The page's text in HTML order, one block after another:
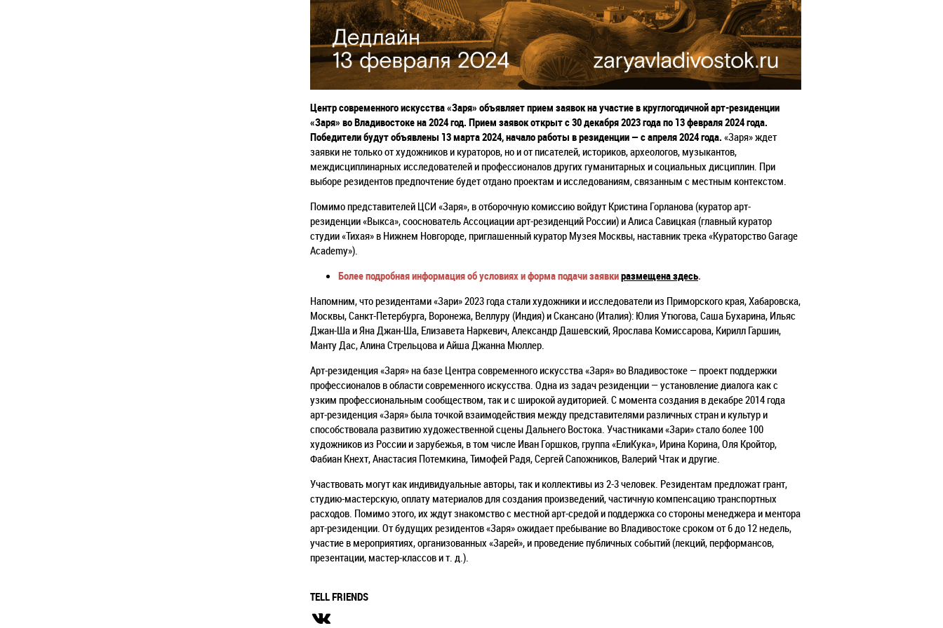
Центр современного искусства «Заря» объявляет прием заявок на участие в круглогодичной арт-резиденции
«Заря» во Владивостоке на 2024 год. Прием заявок открыт с 30 декабря 2023 года по 13 февраля 2024 года.
Победители будут объявлены 13 марта 2024, начало работы в резиденции — с апреля 2024 года. «Заря» ждет
заявки не только от художников и кураторов, но и от писателей, историков, археологов, музыкантов,
междисциплинарных исследователей и профессионалов других гуманитарных и социальных дисциплин. При
выборе резидентов предпочтение будет отдано проектам и исследованиям, связанным с местным контекстом.
Помимо представителей ЦСИ «Заря», в отборочную комиссию войдут Кристина Горланова (куратор арт-
резиденции «Выкса», сооснователь Ассоциации арт-резиденций России) и Алиса Савицкая (главный куратор
студии «Тихая» в Нижнем Новгороде, приглашенный куратор Музея Москвы, наставник трека «Кураторство Garage
Academy»).
Более подробная информация об условиях и форма подачи заявкиразмещена здесь.
Напомним, что резидентами «Зари» 2023 года стали художники и исследователи из Приморского края, Хабаровска,
Москвы, Санкт-Петербурга, Воронежа, Веллуру (Индия) и Скансано (Италия): Юлия Утюгова, Саша Бухарина, Ильяс
Джан-Ша и Яна Джан-Ша, Елизавета Наркевич, Александр Дашевский, Ярослава Комиссарова, Кирилл Гаршин,
Манту Дас, Алина Стрельцова и Айша Джанна Мюллер.
Арт-резиденция «Заря» на базе Центра современного искусства «Заря» во Владивостоке — проект поддержки
профессионалов в области современного искусства. Одна из задач резиденции — установление диалога как с
узким профессиональным сообществом, так и с широкой аудиторией. С момента создания в декабре 2014 года
арт-резиденция «Заря» была точкой взаимодействия между представителями различных стран и культур и
способствовала развитию художественной сцены Дальнего Востока. Участниками «Зари» стало более 100
художников из России и зарубежья, в том числе Иван Горшков, группа «ЕлиКука», Ирина Корина, Оля Кройтор,
Фабиан Кнехт, Анастасия Потемкина, Тимофей Радя, Сергей Сапожников, Валерий Чтак и другие.
Участвовать могут как индивидуальные авторы, так и коллективы из 2-3 человек. Резидентам предложат грант,
студию-мастерскую, оплату материалов для создания произведений, частичную компенсацию транспортных
расходов. Помимо этого, их ждут знакомство с местной арт-средой и поддержка со стороны менеджера и ментора
арт-резиденции. От будущих резидентов «Заря» ожидает пребывание во Владивостоке сроком от 6 до 12 недель,
участие в мероприятиях, организованных «Зарей», и проведение публичных событий (лекций, перформансов,
презентации, мастер-классов и т. д.).
TELL FRIENDS